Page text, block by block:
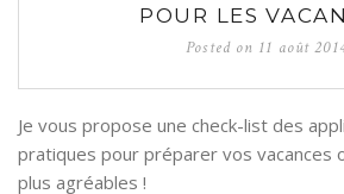
POUR LES
Posted on 11 août
Je vous propose une check-list des
pratiques pour préparer vos vacances
plus agréables !